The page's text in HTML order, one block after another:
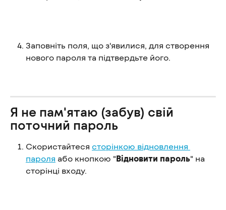
Заповніть поля, що з'явилися, для створення
нового пароля та підтвердьте його.
Я не пам'ятаю (забув) свій
поточний пароль
Скористайтеся сторінкою відновлення
пароля або кнопкою "Відновити пароль" на
сторінці входу.